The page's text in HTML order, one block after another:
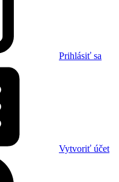
Prihlásiť sa
Vytvoriť účet